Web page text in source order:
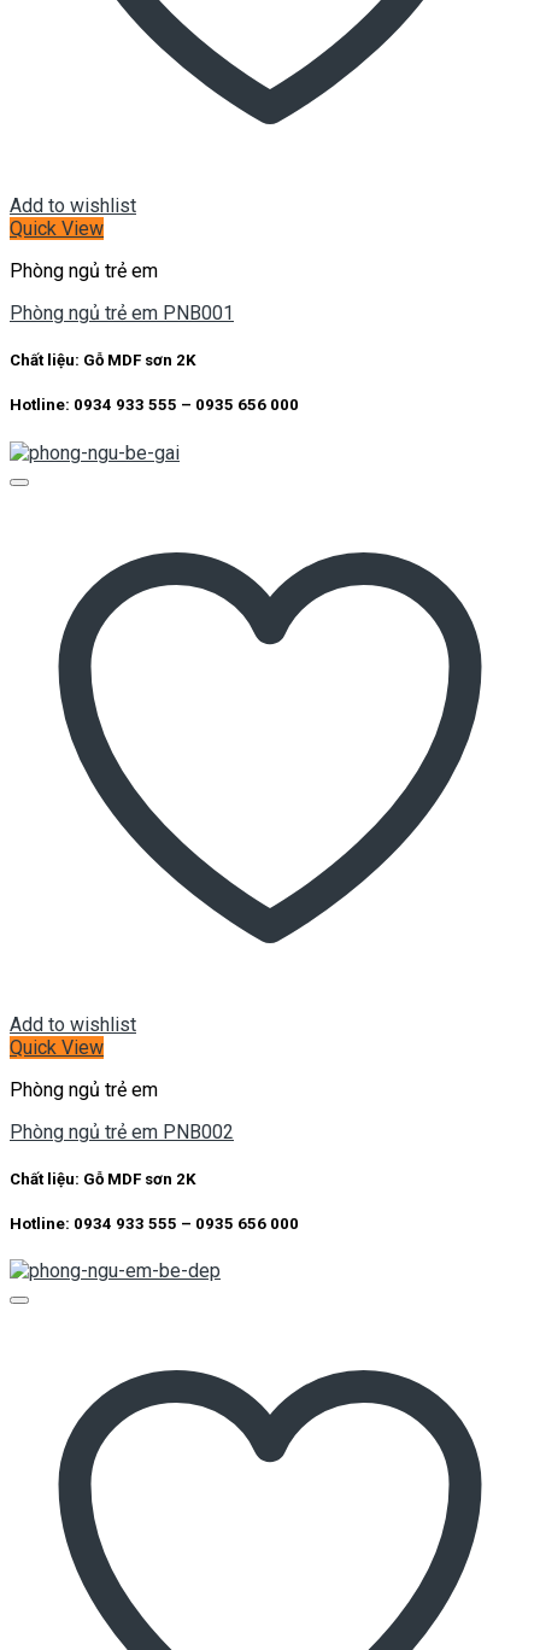
Add to wishlist
Quick View
Phòng ngủ trẻ em
Phòng ngủ trẻ em PNB001
Chất liệu: Gỗ MDF sơn 2K
Hotline: 0934 933 555 – 0935 656 000
Add to wishlist
Quick View
Phòng ngủ trẻ em
Phòng ngủ trẻ em PNB002
Chất liệu: Gỗ MDF sơn 2K
Hotline: 0934 933 555 – 0935 656 000